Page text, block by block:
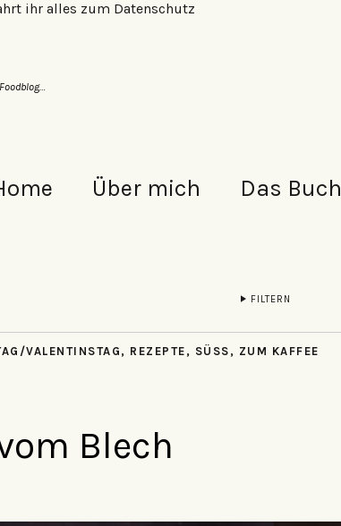
ihr alles zum Datenschutz
Über mich Das Buch
FILTERN
VALENTINSTAG , REZEPTE , SÜSS , ZUM KAFFEE
Blech